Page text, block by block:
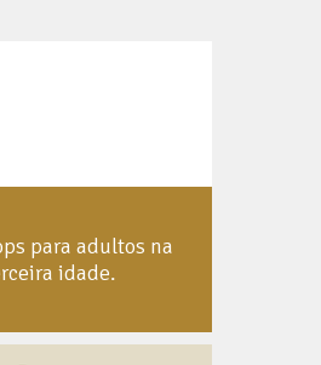
para adultos na
idade.